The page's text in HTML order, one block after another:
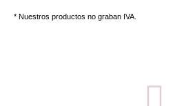
* Nuestros productos no graban IVA.